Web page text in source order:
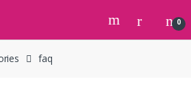
0
faq